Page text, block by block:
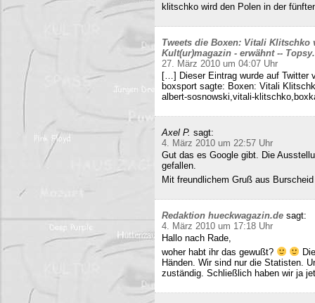
klitschko wird den Polen in der
Tweets die Boxen: Vitali Klitschko
Kult(ur)magazin - erwähnt --
27. März 2010 um 04:07 Uhr
[…] Dieser Eintrag wurde auf Twitter
boxsport sagte: Boxen: Vitali
albert-sosnowski,vitali-
Axel P. sagt:
4. März 2010 um 22:57 Uhr
Gut das es Google gibt. Die
gefallen.
Mit freundlichem Gruß aus Burscheid
Redaktion hueckwagazin.de sagt:
4. März 2010 um 17:18 Uhr
Hallo nach Rade,
woher habt ihr das gewußt?
Händen. Wir sind nur die Statisten.
zuständig. Schließlich haben wir ja